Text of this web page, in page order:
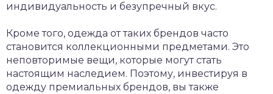
индивидуальность и безупречный вкус.
Кроме того, одежда от таких брендов часто
становится коллекционными предметами. Это
неповторимые вещи, которые могут стать
настоящим наследием. Поэтому, инвестируя в
одежду премиальных брендов, вы также